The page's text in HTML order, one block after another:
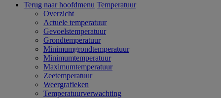
Terug naar hoofdmenu Temperatuur
Overzicht
Actuele temperatuur
Gevoelstemperatuur
Grondtemperatuur
Minimumgrondtemperatuur
Minimumtemperatuur
Maximumtemperatuur
Zeetemperatuur
Weergrafieken
Temperatuurverwachting